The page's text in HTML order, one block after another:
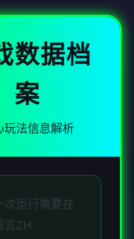
数据档
案
玩法信息解析
次运行需要在
言ZH